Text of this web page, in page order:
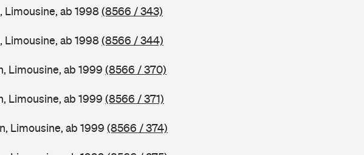
Limousine, ab 1998(8566 / 343)
Limousine, ab 1998(8566 / 344)
Limousine, ab 1999 (8566 / 370)
Limousine, ab 1999 (8566 / 371)
Limousine, ab 1999 (8566 / 374)